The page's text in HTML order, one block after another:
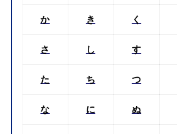
か き く
さ し す
た ち つ
な に ぬ